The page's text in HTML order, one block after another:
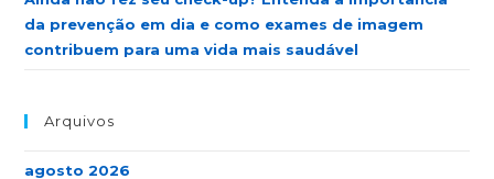
da prevenção em dia e como exames de imagem
contribuem para uma vida mais saudável
Arquivos
agosto 2026